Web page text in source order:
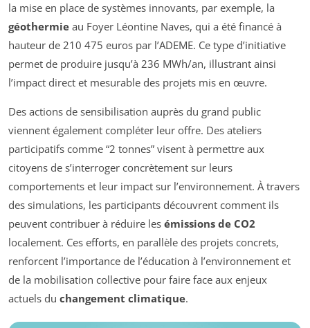
la mise en place de systèmes innovants, par exemple, la
géothermie au Foyer Léontine Naves, qui a été financé à
hauteur de 210 475 euros par l’ADEME. Ce type d’initiative
permet de produire jusqu’à 236 MWh/an, illustrant ainsi
l’impact direct et mesurable des projets mis en œuvre.
Des actions de sensibilisation auprès du grand public
viennent également compléter leur offre. Des ateliers
participatifs comme “2 tonnes” visent à permettre aux
citoyens de s’interroger concrètement sur leurs
comportements et leur impact sur l’environnement. À travers
des simulations, les participants découvrent comment ils
peuvent contribuer à réduire les émissions de CO2
localement. Ces efforts, en parallèle des projets concrets,
renforcent l’importance de l’éducation à l’environnement et
de la mobilisation collective pour faire face aux enjeux
actuels du changement climatique.